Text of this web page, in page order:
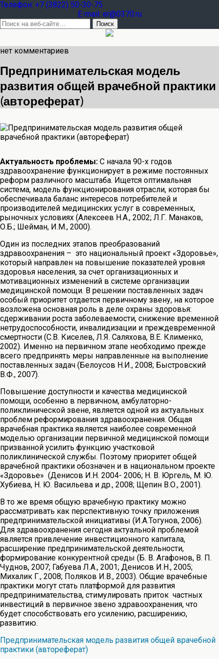
Teлефон: +7 (3822) 50-30-75
E-mail: er@0370.ru
нет комментариев
Предпринимательская модель
развития общей врачебной практики
(автореферат)
Актуальность проблемы: С начала 90-х годов
здравоохранение функционирует в режиме постоянных
реформ различного масштаба. Ищется оптимальная
система, модель функционирования отрасли, которая бы
обеспечивала баланс интересов потребителей и
производителей медицинских услуг в современных,
рыночных условиях (Алексеев Н.А., 2002; Л.Г. Манаков,
О.Б.; Шейман, И.М., 2000).
Один из последних этапов преобразований
здравоохранения – это национальный проект «Здоровье»,
который направлен на повышение показателей уровня
здоровья населения, за счет организационных и
мотивационных изменений в системе организации
медицинской помощи. В решении поставленных задач
особый приоритет отдается первичному звену, на которое
возложена основная роль в деле охраны здоровья:
сдерживании роста заболеваемости, снижение временной
нетрудоспособности, инвалидизации и преждевременной
смертности (С.В. Киселев, Л.Я. Саляхова, В.Е. Клименко,
2002). Именно на первичном этапе необходимо прежде
всего предпринять меры направленные на выполнение
поставленных задач (Белоусов Н.И., 2008; Быстровский
В.Ф., 2007).
Повышение доступности и качества медицинской
помощи, особенно в первичном, амбулаторно-
поликлинической звене, является одной из актуальных
проблем реформирования здравоохранения. Общая
врачебная практика является наиболее современной
моделью организации первичной медицинской помощи
призванной усилить функцию участковой
поликлинической службы. Поэтому приоритет общей
врачебной практики обозначен и в национальном проекте
«Здоровье» (Денисов И.Н. 2004- 2006; Н. В. Юргель, М. Ю.
Хубиева, Н. Ю. Васильева и др., 2008; Щепин В.О., 2001).
В то же время общую врачебную практику можно
рассматривать как перспективную точку приложения
предпринимательской инициативы (И.А.Тогунов, 2006).
Для здравоохранения сегодня актуальной проблемой
является привлечение инвестиционного капитала,
расширение предпринимательской деятельности,
формирование конкурентной среды (Б. В. Агафонов, В. П.
Чуднов, 2007; Габуева Л.А., 2001; Денисов И.Н., 2005;
Михалик Г., 2008; Поляков И.В., 2003). Общие врачебные
практики могут стать платформой для развития
предпринимательства, стимулировать приток частных
инвестиций в первичное звено здравоохранения, что
будет способствовать его усилению, расширению,
развитию.
Предпринимательская модель развития общей врачебной
практики (автореферат)